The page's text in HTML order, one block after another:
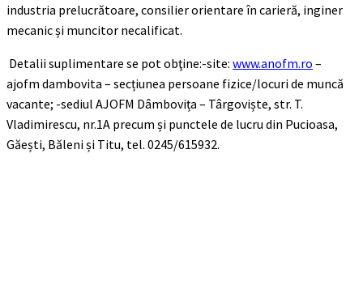
industria prelucrătoare, consilier orientare în carieră, inginer
mecanic și muncitor necalificat.
Detalii suplimentare se pot obţine:-site: www.anofm.ro –
ajofm dambovita – secțiunea persoane fizice/locuri de muncă
vacante; -sediul AJOFM Dâmbovița – Târgoviște, str. T.
Vladimirescu, nr.1A precum și punctele de lucru din Pucioasa,
Găești, Băleni și Titu, tel. 0245/615932.